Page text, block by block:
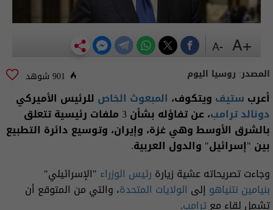
المصدر: روسيا اليوم 901 شوهد
أعرب ستيف ويتكوف، المبعوث الخاص للرئيس الأميركي
دونالد ترامب
، عن تفاؤله بشأن 3 ملفات رئيسية تتعلق
بالشرق الأوسط وهي غزة، وإيران، وتوسيع دائرة التطبيع
بين "إسرائيل" والدول العربية.
وجاءت تصريحاته عشية زيارة رئيس الوزراء "الإسرائيلي"
بنيامين نتنياهو إلى الولايات المتحدة، والتي من المتوقع أن
تشمل لقاء معترامب.
+A
-A